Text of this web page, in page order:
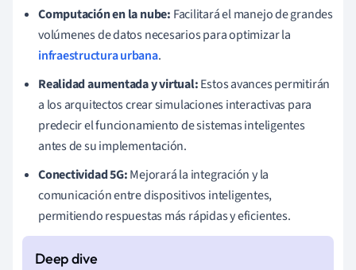
Computación en la nube: Facilitará el manejo de grandes
volúmenes de datos necesarios para optimizar la
infraestructura urbana.
Realidad aumentada y virtual:Estos avances permitirán
a los arquitectos crear simulaciones interactivas para
predecir el funcionamiento de sistemas inteligentes
antes de su implementación.
Conectividad 5G:Mejorará la integración y la
comunicación entre dispositivos inteligentes,
permitiendo respuestas más rápidas y eficientes.